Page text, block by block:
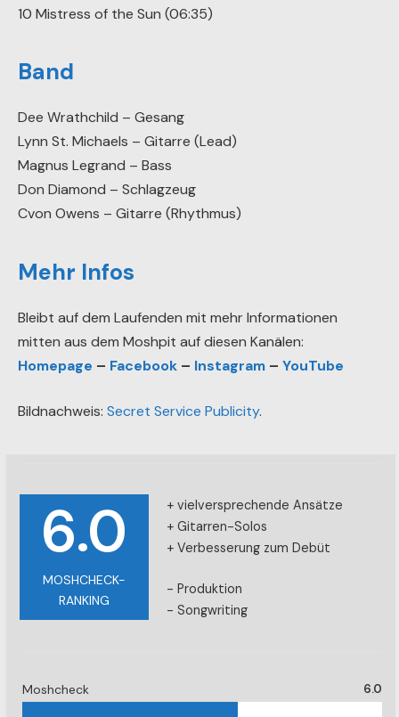
10 Mistress of the Sun (06:35)
Band
Dee Wrathchild – Gesang
Lynn St. Michaels – Gitarre (Lead)
Magnus Legrand – Bass
Don Diamond – Schlagzeug
Cvon Owens – Gitarre (Rhythmus)
Mehr Infos
Bleibt auf dem Laufenden mit mehr Informationen
mitten aus dem Moshpit auf diesen Kanälen:
Homepage – Facebook – Instagram – YouTube
Bildnachweis: Secret Service Publicity.
6.0
MOSHCHECK-
RANKING
+ vielversprechende Ansätze
+ Gitarren-Solos
+ Verbesserung zum Debüt
- Produktion
- Songwriting
Moshcheck 6.0